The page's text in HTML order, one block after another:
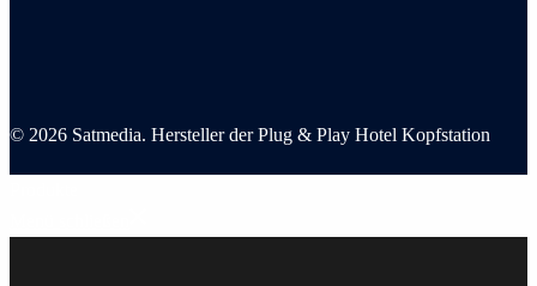
© 2026 Satmedia. Hersteller der Plug & Play Hotel Kopfstation